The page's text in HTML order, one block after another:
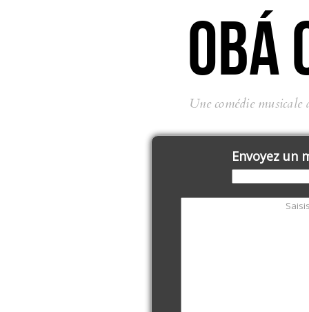
OBÁ
Une comédie
Envoyez un